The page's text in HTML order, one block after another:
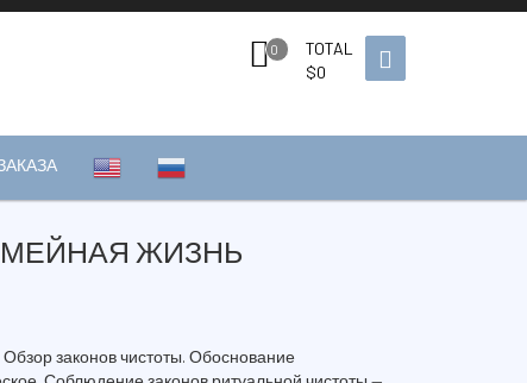
0
TOTAL
$0
ЖИЗНЬ
законов чистоты. Обоснование